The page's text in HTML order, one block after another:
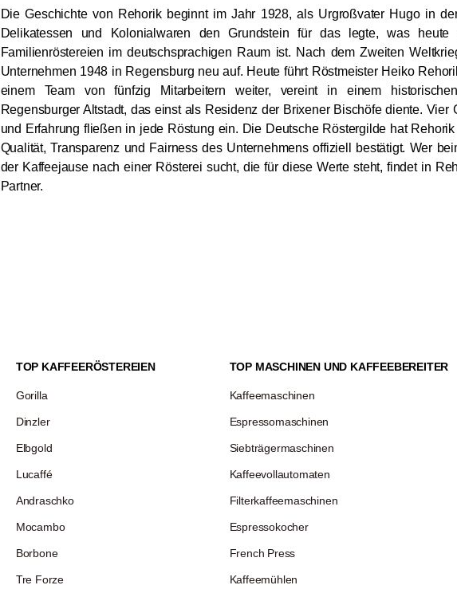
Die Geschichte von Rehorik beginnt im Jahr 1928, als Urgroßvater Hugo in
Delikatessen und Kolonialwaren den Grundstein für das legte, was heute
Familienröstereien im deutschsprachigen Raum ist. Nach dem Zweiten
Unternehmen 1948 in Regensburg neu auf. Heute führt Röstmeister Heiko
einem Team von fünfzig Mitarbeitern weiter, vereint in einem
Regensburger Altstadt, das einst als Residenz der Brixener Bischöfe diente. Vier
und Erfahrung fließen in jede Röstung ein. Die Deutsche Röstergilde hat
Qualität, Transparenz und Fairness des Unternehmens offiziell bestätigt. Wer
der Kaffeejause nach einer Rösterei sucht, die für diese Werte steht, findet in
Partner.
TOP KAFFEERÖSTEREIEN
Gorilla
Dinzler
Elbgold
Lucaffé
Andraschko
Mocambo
Borbone
Tre Forze
TOP MASCHINEN UND KAFFEEBEREITER
Kaffeemaschinen
Espressomaschinen
Siebträgermaschinen
Kaffeevollautomaten
Filterkaffeemaschinen
Espressokocher
French Press
Kaffeemühlen